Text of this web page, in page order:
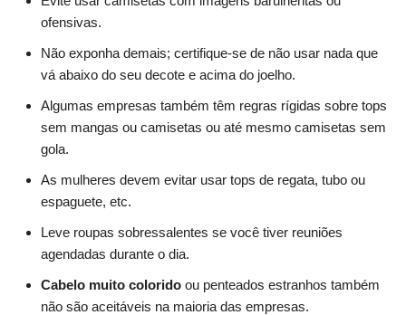
ofensivas.
Não exponha demais; certifique-se de não usar nada que
vá abaixo do seu decote e acima do joelho.
Algumas empresas também têm regras rígidas sobre tops
sem mangas ou camisetas ou até mesmo camisetas sem
gola.
As mulheres devem evitar usar tops de regata, tubo ou
espaguete, etc.
Leve roupas sobressalentes se você tiver reuniões
agendadas durante o dia.
Cabelo muito colorido ou penteados estranhos também
não são aceitáveis na maioria das empresas.